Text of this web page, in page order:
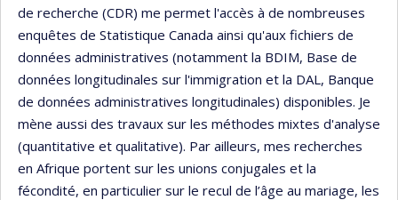
de recherche (CDR) me permet l'accès à de nombreuses
enquêtes de Statistique Canada ainsi qu'aux fichiers de
données administratives (notamment la BDIM, Base de
données longitudinales sur l'immigration et la DAL, Banque
de données administratives longitudinales) disponibles. Je
mène aussi des travaux sur les méthodes mixtes d'analyse
(quantitative et qualitative). Par ailleurs, mes recherches
en Afrique portent sur les unions conjugales et la
fécondité, en particulier sur le recul de l’âge au mariage, les